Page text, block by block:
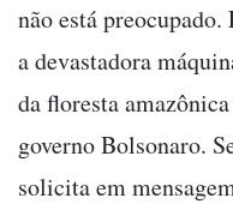
não está
a devastadora
da floresta
governo Bolsonaro.
solicita em